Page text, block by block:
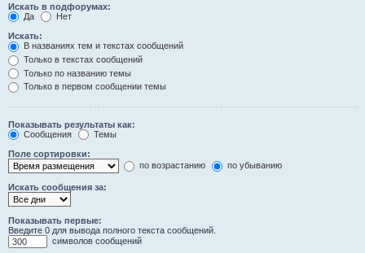
Искать в подфорумах:
Да
Нет
Искать:
В названиях тем и текстах сообщений
Только в текстах сообщений
Только по названию темы
Только в первом сообщении темы
Показывать результаты как:
Сообщения
Темы
Поле сортировки:
по возрастанию
по убыванию
Искать сообщения за:
Показывать первые:
Введите 0 для вывода полного текста сообщений.
символов сообщений